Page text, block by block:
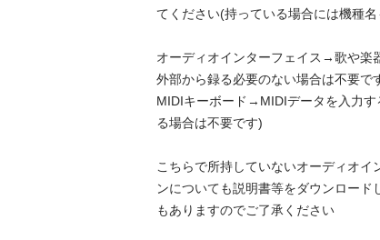
てください(持っている場合には機種
オーディオインターフェイス→歌や楽
外部から録る必要のない場合は不要で
MIDIキーボード→MIDIデータを入力
る場合は不要です)
こちらで所持していないオーディオイ
ンについても説明書等をダウンロード
もありますのでご了承ください